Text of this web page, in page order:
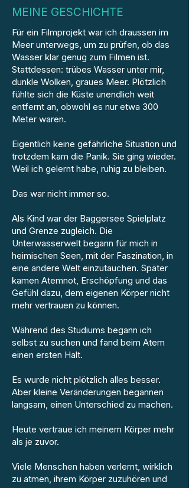
MEINE GESCHICHTE
Für ein Filmprojekt war ich draussen im
Meer unterwegs, um zu prüfen, ob das
Wasser klar genug zum Filmen ist.
Stattdessen: trübes Wasser unter mir,
dunkle Wolken, graues Meer. Plötzlich
fühlte sich die Küste unendlich weit
entfernt an, obwohl es nur etwa 300
Meter waren.
Eigentlich keine gefährliche Situation und
trotzdem kam die Panik. Sie ging wieder.
Weil ich gelernt habe, ruhig zu bleiben.
Das war nicht immer so.
Als Kind war der Baggersee Spielplatz
und Grenze zugleich. Die
Unterwasserwelt begann für mich in
heimischen Seen, mit der Faszination, in
eine andere Welt einzutauchen. Später
kamen Atemnot, Erschöpfung und das
Gefühl dazu, dem eigenen Körper nicht
mehr vertrauen zu können.
Während des Studiums begann ich
selbst zu suchen und fand beim Atem
einen ersten Halt.
Es wurde nicht plötzlich alles besser.
Aber kleine Veränderungen begannen
langsam, einen Unterschied zu machen.
Heute vertraue ich meinem Körper mehr
als je zuvor.
Viele Menschen haben verlernt, wirklich
zu atmen, ihrem Körper zuzuhören und